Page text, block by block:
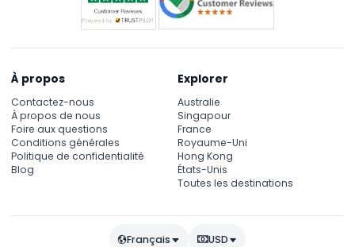
À propos
Contactez-nous
À propos de nous
Foire aux questions
Conditions générales
Politique de confidentialité
Blog
Explorer
Australie
Singapour
France
Royaume-Uni
Hong Kong
États-Unis
Toutes les destinations
Français USD